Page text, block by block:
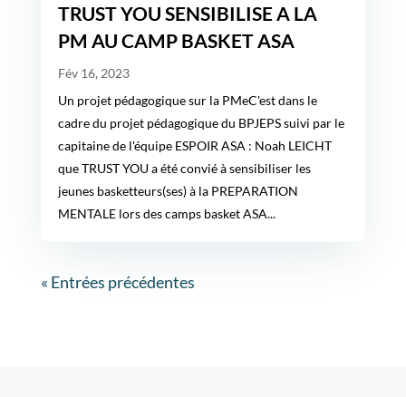
TRUST YOU SENSIBILISE A LA
PM AU CAMP BASKET ASA
Fév 16, 2023
Un projet pédagogique sur la PMeC'est dans le
cadre du projet pédagogique du BPJEPS suivi par le
capitaine de l'équipe ESPOIR ASA : Noah LEICHT
que TRUST YOU a été convié à sensibiliser les
jeunes basketteurs(ses) à la PREPARATION
MENTALE lors des camps basket ASA...
« Entrées précédentes